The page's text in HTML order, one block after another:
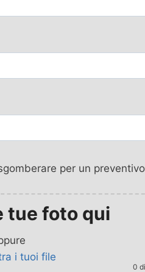
per un preventivo
tue foto qui
i tuoi file
0